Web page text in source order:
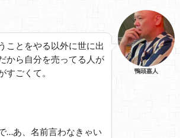
ことをやる以外に世に出
から自分を売ってる人が
すごくて。
…あ、名前言わなきゃい
鴨頭嘉人